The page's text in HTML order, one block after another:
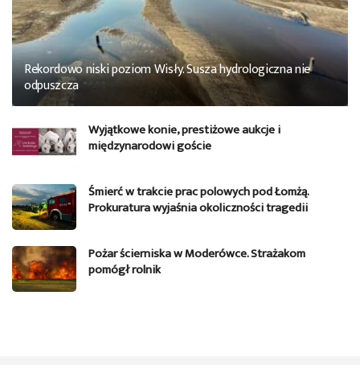
Rekordowo niski poziom Wisły. Susza hydrologiczna nie
odpuszcza
Wyjątkowe konie, prestiżowe aukcje i
międzynarodowi goście
Śmierć w trakcie prac polowych pod Łomżą.
Prokuratura wyjaśnia okoliczności tragedii
Pożar ścierniska w Moderówce. Strażakom
pomógł rolnik